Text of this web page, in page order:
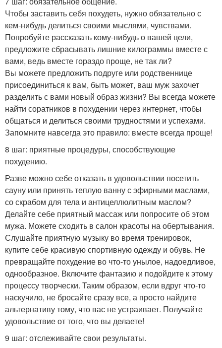
Чтобы заставить себя похудеть, нужно обязательно с
кем-нибудь делиться своими мыслями, чувствами.
Попробуйте рассказать кому-нибудь о вашей цели,
предложите сбрасывать лишние килограммы вместе с
вами, ведь вместе гораздо проще, не так ли?
Вы можете предложить подруге или родственнице
присоединиться к вам, быть может, ваш муж захочет
разделить с вами новый образ жизни? Вы всегда можете
найти соратников в похудении через интернет, чтобы
общаться и делиться своими трудностями и успехами.
Запомните навсегда это правило: вместе всегда проще!
8 шаг: приятные процедуры, способствующие
похудению.
Разве можно себе отказать в удовольствии посетить
сауну или принять теплую ванну с эфирными маслами,
со скрабом для тела и антицеллюлитным маслом?
Делайте себе приятный массаж или попросите об этом
мужа. Можете сходить в салон красоты на обертывания.
Слушайте приятную музыку во время тренировок,
купите себе красивую спортивную одежду и обувь. Не
превращайте похудение во что-то унылое, надоедливое,
однообразное. Включите фантазию и подойдите к этому
процессу творчески. Таким образом, если вдруг что-то
наскучило, не бросайте сразу все, а просто найдите
альтернативу тому, что вас не устраивает. Получайте
удовольствие от того, что вы делаете!
9 шаг: отслеживайте свои результаты.